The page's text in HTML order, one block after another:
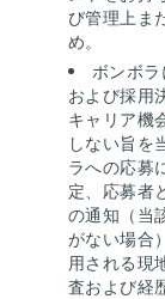
び管理上ま
め。
ボンボ
および採用
キャリア機
しない旨
ラへの応募
定、応募者
の通知（当
がない場合
用される現
査および経